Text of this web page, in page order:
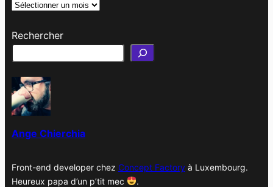
A
c
e
s
Rechercher
Ange Chierchia
Front-end developer chez Concept Factoryà Luxembourg.
Heureux papa d’un p’tit mec
.